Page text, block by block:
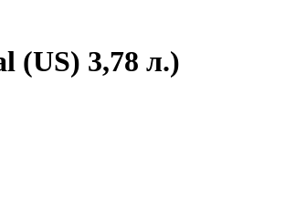
(US) 3,78 л.)